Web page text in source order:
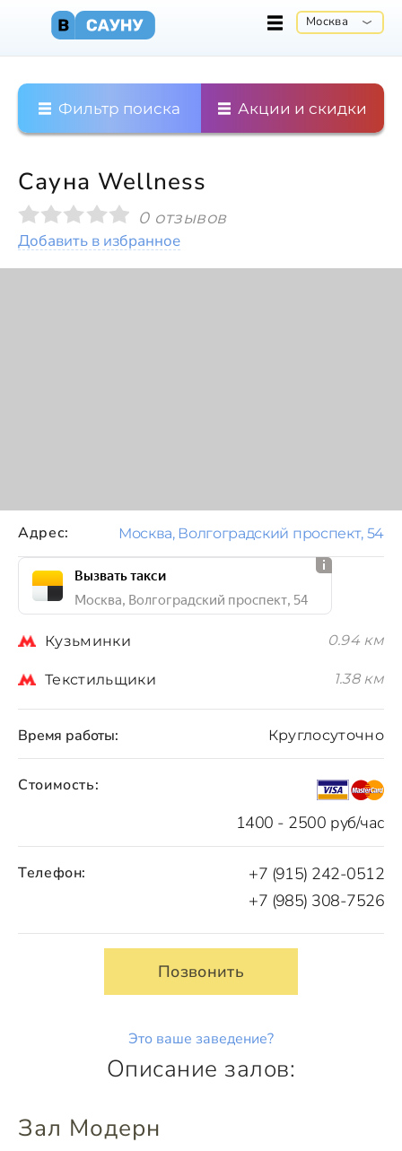
Москва
Фильтр поиска Акции и скидки
Сауна Wellness
0 отзывов
Добавить в избранное
Стоимость:
1400 - 2500 руб/час
Время работы: Круглосуточно
Телефон:
+7 (915) 242-0512
+7 (985) 308-7526
Позвонить
Это ваше заведение?
Адрес: Москва, Волгоградский проспект, 54
Вызвать такси
Москва, Волгоградский проспект, 54
Кузьминки 0.94 км
Текстильщики 1.38 км
Описание залов:
Зал Модерн